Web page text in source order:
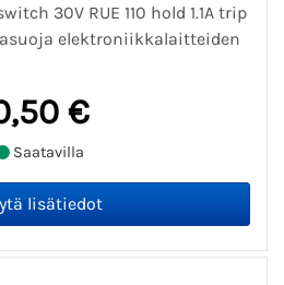
30V RUE 110 hold 1.1A trip
elektroniikkalaitteiden
€
Saatavilla